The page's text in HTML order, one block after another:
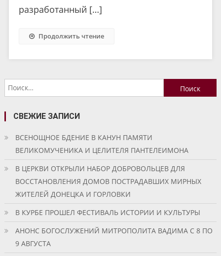
разработанный […]
Продолжить чтение
Найти:
СВЕЖИЕ ЗАПИСИ
ВСЕНОЩНОЕ БДЕНИЕ В КАНУН ПАМЯТИ
ВЕЛИКОМУЧЕНИКА И ЦЕЛИТЕЛЯ ПАНТЕЛЕИМОНА
В ЦЕРКВИ ОТКРЫЛИ НАБОР ДОБРОВОЛЬЦЕВ ДЛЯ
ВОССТАНОВЛЕНИЯ ДОМОВ ПОСТРАДАВШИХ МИРНЫХ
ЖИТЕЛЕЙ ДОНЕЦКА И ГОРЛОВКИ
В КУРБЕ ПРОШЕЛ ФЕСТИВАЛЬ ИСТОРИИ И КУЛЬТУРЫ
АНОНС БОГОСЛУЖЕНИЙ МИТРОПОЛИТА ВАДИМА С 8 ПО
9 АВГУСТА